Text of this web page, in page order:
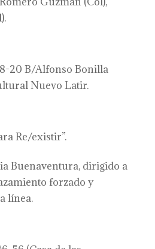
20 B/Alfonso Bonilla
Nuevo Latir.
Re/existir”.
Buenaventura, dirigido a
forzado y
línea.